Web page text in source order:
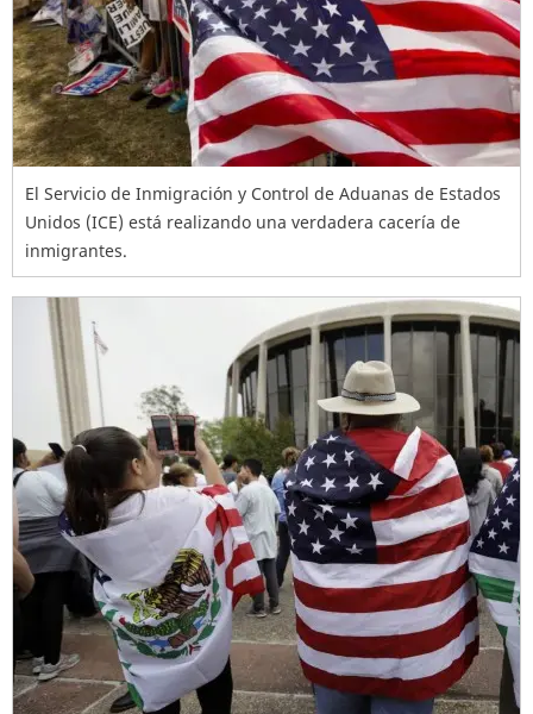
El Servicio de Inmigración y Control de Aduanas de Estados
Unidos (ICE) está realizando una verdadera cacería de
inmigrantes.